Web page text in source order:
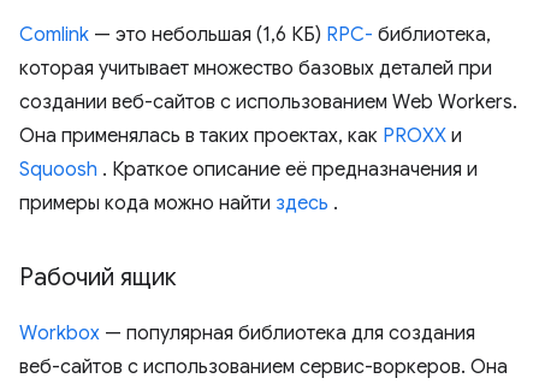
Comlink — это небольшая (1,6 КБ) RPC- библиотека,
которая учитывает множество базовых деталей при
создании веб-сайтов с использованием Web Workers.
Она применялась в таких проектах, как PROXX и
Squoosh . Краткое описание её предназначения и
примеры кода можно найти здесь .
Рабочий ящик
Workbox — популярная библиотека для создания
веб-сайтов с использованием сервис-воркеров. Она